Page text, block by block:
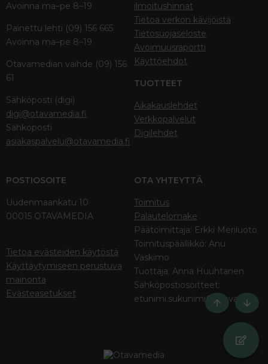
Avoinna ma–pe 8–19
Painettu lehti (09) 156 665
Avoinna ma–pe 8–19
Otavamedian vaihde (09) 156
61
Sähköposti (digi)
digi@otavamedia.fi
Sähköposti
asiakaspalvelu@otavamedia.fi
ilmoitushinnat
Tietoa verkon kävijöistä
Tietosuojaseloste
Avoimuusraportti
Käyttöehdot
TUOTTEET
Aikakauslehdet
Verkkopalvelut
Digilehdet
POSTIOSOITE
Uudenmaankatu 10
00015 OTAVAMEDIA
Tietoa evästeiden käytöstä
Käyttäytymiseen perustuva
mainonta
Evästeasetukset
OTA YHTEYTTÄ
Toimitus
Palautelomake
Päätoimittaja: Erkki Meriluoto
Toimituspäällikkö: Anu
Vaskimo
Tuottaja: Anna Huuhtanen
Sähköpostiosoitteet:
etunimi.sukunimi@otava.fi
Ylös